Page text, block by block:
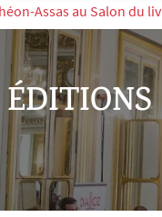
Assas au Salon du